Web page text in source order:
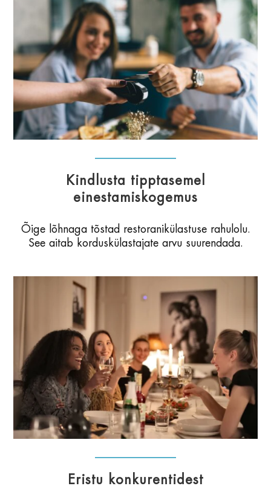
Kindlusta tipptasemel
einestamiskogemus
Õige lõhnaga tõstad restoranikülastuse rahulolu.
See aitab korduskülastajate arvu suurendada.
Eristu konkurentidest